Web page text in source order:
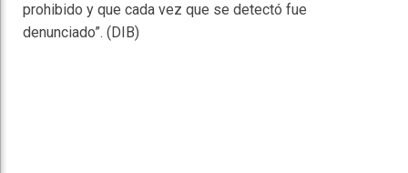
prohibido y que cada vez que se detectó fue
denunciado”. (DIB)